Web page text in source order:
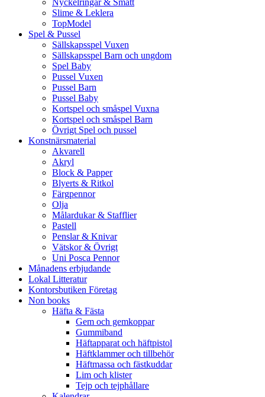
Nyckelringar & Smått
Slime & Leklera
TopModel
Spel & Pussel
Sällskapsspel Vuxen
Sällskapsspel Barn och ungdom
Spel Baby
Pussel Vuxen
Pussel Barn
Pussel Baby
Kortspel och småspel Vuxna
Kortspel och småspel Barn
Övrigt Spel och pussel
Konstnärsmaterial
Akvarell
Akryl
Block & Papper
Blyerts & Ritkol
Färgpennor
Olja
Målardukar & Stafflier
Pastell
Penslar & Knivar
Vätskor & Övrigt
Uni Posca Pennor
Månadens erbjudande
Lokal Litteratur
Kontorsbutiken Företag
Non books
Häfta & Fästa
Gem och gemkoppar
Gummiband
Häftapparat och häftpistol
Häftklammer och tillbehör
Häftmassa och fästkuddar
Lim och klister
Tejp och tejphållare